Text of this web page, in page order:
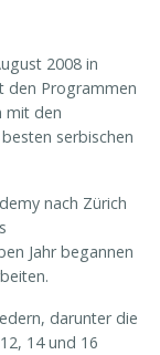
2008 in
den Programmen
mit den
serbischen
nach Zürich
Jahr begannen
darunter die
14 und 16